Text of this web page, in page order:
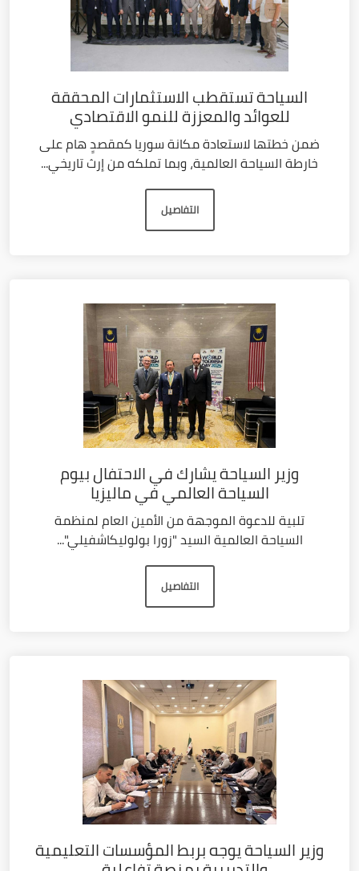
السياحة تستقطب الاستثمارات المحققة
للعوائد والمعززة للنمو الاقتصادي
ضمن خطتها لاستعادة مكانة سوريا كمقصدٍ هام على
خارطة السياحة العالمية، وبما تملكه من إرث تاريخي...
التفاصيل
وزير السياحة يشارك في الاحتفال بيوم
السياحة العالمي في ماليزيا
تلبية للدعوة الموجهة من الأمين العام لمنظمة
السياحة العالمية السيد "زورا بولوليكاشفيلي"...
التفاصيل
وزير السياحة يوجه بربط المؤسسات التعليمية